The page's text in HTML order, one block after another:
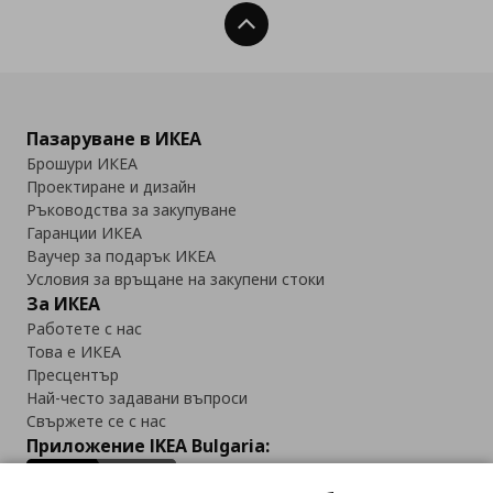
Нагоре
Пазаруване в ИКЕА
Брошури ИКЕА
Проектиране и дизайн
Ръководства за закупуване
Гаранции ИКЕА
Ваучер за подарък ИКЕА
Условия за връщане на закупени стоки
За ИКЕА
Работете с нас
Това е ИКЕА
Пресцентър
Най-често задавани въпроси
Свържете се с нас
Приложение IKEA Bulgaria: